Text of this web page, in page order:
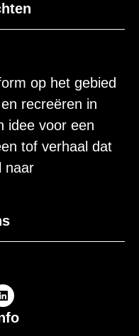
op het gebied
recreëren in
idee voor een
tof verhaal dat
naar